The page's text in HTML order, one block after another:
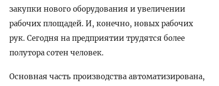
закупки нового оборудования и увеличении
рабочих площадей. И, конечно, новых рабочих
рук. Сегодня на предприятии трудятся более
полутора сотен человек.
Основная часть производства автоматизирована,